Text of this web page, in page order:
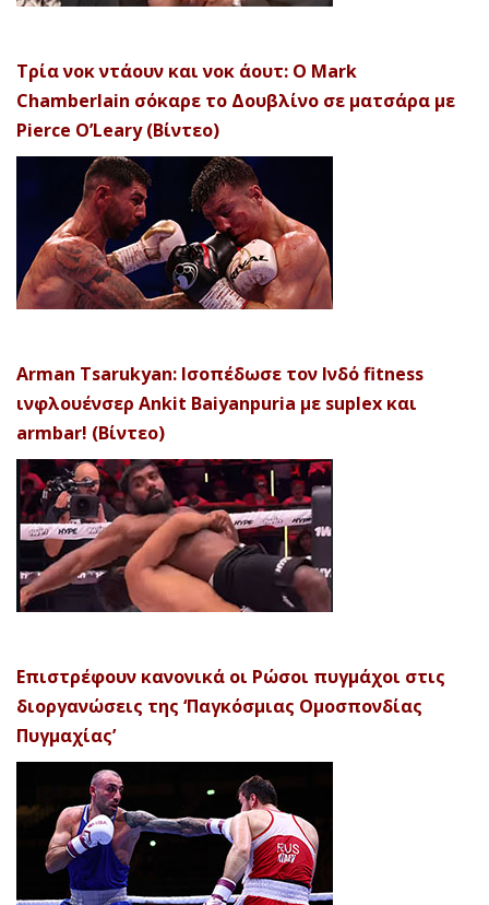
Τρία νοκ ντάουν και νοκ άουτ: Ο Mark
Chamberlain σόκαρε το Δουβλίνο σε ματσάρα με
Pierce O’Leary (Βίντεο)
Arman Tsarukyan: Ισοπέδωσε τον Ινδό fitness
ινφλουένσερ Ankit Baiyanpuria με suplex και
armbar! (Βίντεο)
Επιστρέφουν κανονικά οι Ρώσοι πυγμάχοι στις
διοργανώσεις της ‘Παγκόσμιας Ομοσπονδίας
Πυγμαχίας’